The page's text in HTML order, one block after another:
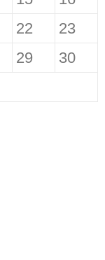
22
23
29
30